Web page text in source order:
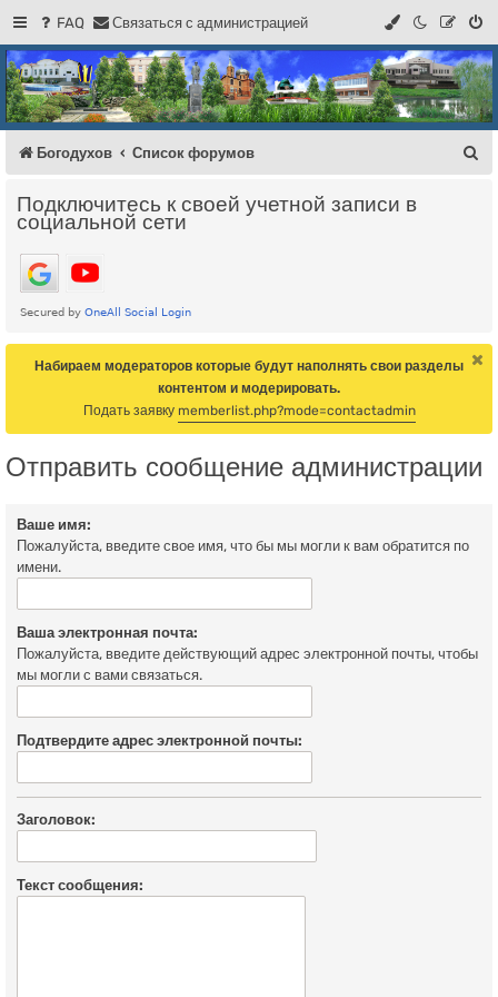
FAQ Связаться с администрацией
Регистрация
Форум Богодухова
Богодухов
Богодухов Список форумов
Подключитесь к своей учетной записи в
социальной сети
Набираем модераторов которые будут наполнять свои разделы
контентом и модерировать.
Подать заявку memberlist.php?mode=contactadmin
Отправить сообщение администрации
Ваше имя:
Пожалуйста, введите свое имя, что бы мы могли к вам обратится по
имени.
Ваша электронная почта:
Пожалуйста, введите действующий адрес электронной почты, чтобы
мы могли с вами связаться.
Подтвердите адрес электронной почты:
Заголовок:
Текст сообщения: